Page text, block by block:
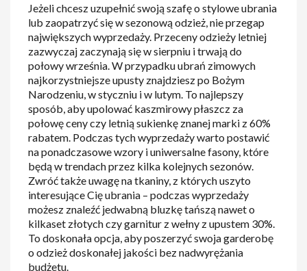
Jeżeli chcesz uzupełnić swoją szafę o stylowe ubrania
lub zaopatrzyć się w sezonową odzież, nie przegap
największych wyprzedaży. Przeceny odzieży letniej
zazwyczaj zaczynają się w sierpniu i trwają do
połowy września. W przypadku ubrań zimowych
najkorzystniejsze upusty znajdziesz po Bożym
Narodzeniu, w styczniu i w lutym. To najlepszy
sposób, aby upolować kaszmirowy płaszcz za
połowę ceny czy letnią sukienkę znanej marki z 60%
rabatem. Podczas tych wyprzedaży warto postawić
na ponadczasowe wzory i uniwersalne fasony, które
będą w trendach przez kilka kolejnych sezonów.
Zwróć także uwagę na tkaniny, z których uszyto
interesujące Cię ubrania – podczas wyprzedaży
możesz znaleźć jedwabną bluzkę tańszą nawet o
kilkaset złotych czy garnitur z wełny z upustem 30%.
To doskonała opcja, aby poszerzyć swoja garderobę
o odzież doskonałej jakości bez nadwyrężania
budżetu.